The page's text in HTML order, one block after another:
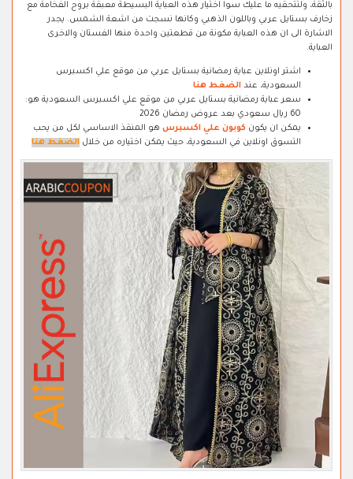
بالثقة، ولتتحقيه ما عليك سوا اختيار هذه العباية البسيطة معبقة بروح الفخامة مع
زخارف بستايل عربي وباللون الذهبي وكانها نسجت من اشعة الشمس. يجدر
الاشارة الى ان هذه العباية مكونة من قطعتين واحدة منها الفستان والاخرى
العباية.
اشتر اونلاين عباية رمضانية بستايل عربي من موقع علي اكسبرس
السعودية، عند الضغط هنا
سعر عباية رمضانية بستايل عربي من موقع علي اكسبرس السعودية هو:
60 ريال سعودي بعد عروض رمضان 2026
يمكن ان يكون كوبون علي اكسبرس هو المنقذ الاساسي لكل من يحب
التسوق اونلاين في السعودية، حيث يمكن اختياره من خلال الضغط هنا